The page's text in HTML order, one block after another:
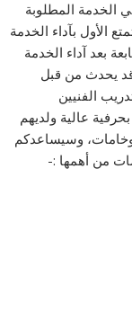
المطلوبة
الأول بآداء الخدمة
بعد آداء الخدمة
قد يحدث من قبل
الفنيين
عالية ولديهم
وسيساعدكم
من أهمها :-